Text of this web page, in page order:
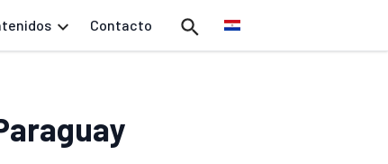
Contacto